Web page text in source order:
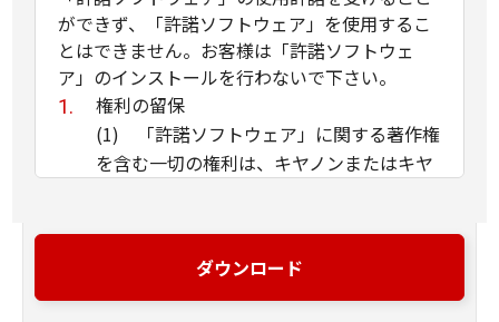
ができず、「許諾ソフトウェア」を使用するこ
とはできません。お客様は「許諾ソフトウェ
ア」のインストールを行わないで下さい。
権利の留保
(1) 「許諾ソフトウェア」に関する著作権
を含む一切の権利は、キヤノンまたはキヤ
いかなる知的財産権も、明示たると黙示た
るとを問わず、お客様に譲渡または許諾さ
ダウンロード